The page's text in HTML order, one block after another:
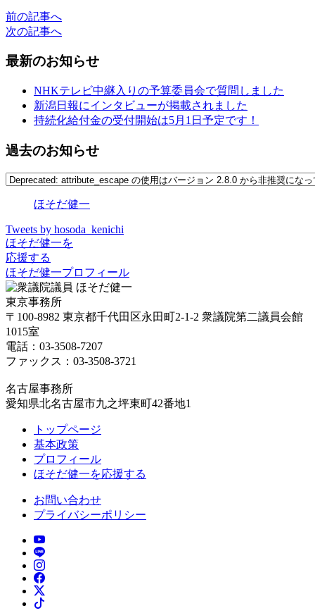
前の記事へ
次の記事へ
最新のお知らせ
NHKテレビ中継入りの予算委員会で質問しました
新潟日報にインタビューが掲載されました
持続化給付金の受付開始は5月1日予定です！
過去のお知らせ
ほそだ健一
Tweets by hosoda_kenichi
ほそだ健一を
応援する
ほそだ健一プロフィール
東京事務所
〒100-8982 東京都千代田区永田町2-1-2 衆議院第二議員会館
1015室
電話：03-3508-7207
ファックス：03-3508-3721
名古屋事務所
愛知県北名古屋市九之坪東町42番地1
トップページ
基本政策
プロフィール
ほそだ健一を応援する
お問い合わせ
プライバシーポリシー